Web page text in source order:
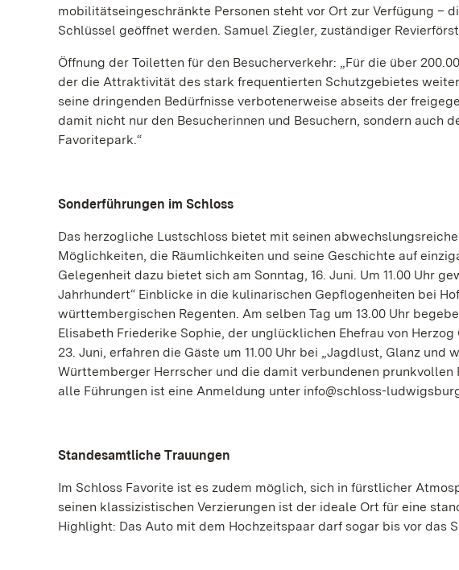
mobilitätseingeschränkte Personen steht vor Ort zur Verfügung –
Schlüssel geöffnet werden. Samuel Ziegler, zuständiger
Öffnung der Toiletten für den Besucherverkehr: „Für die über
der die Attraktivität des stark frequentierten Schutzgebietes
seine dringenden Bedürfnisse verbotenerweise abseits der
damit nicht nur den Besucherinnen und Besuchern, sondern auch
Favoritepark.“
Sonderführungen im Schloss
Das herzogliche Lustschloss bietet mit seinen
Möglichkeiten, die Räumlichkeiten und seine Geschichte auf
Gelegenheit dazu bietet sich am Sonntag, 16. Juni. Um 11.00 Uhr
Jahrhundert“ Einblicke in die kulinarischen Gepflogenheiten bei
württembergischen Regenten. Am selben Tag um 13.00 Uhr
Elisabeth Friederike Sophie, der unglücklichen Ehefrau von
23. Juni, erfahren die Gäste um 11.00 Uhr bei „Jagdlust, Glanz
Württemberger Herrscher und die damit verbundenen prunkvollen
alle Führungen ist eine Anmeldung unter info@schloss-
Standesamtliche Trauungen
Im Schloss Favorite ist es zudem möglich, sich in fürstlicher
seinen klassizistischen Verzierungen ist der ideale Ort für eine
Highlight: Das Auto mit dem Hochzeitspaar darf sogar bis vor das